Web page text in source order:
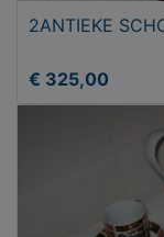
2ANTIEKE
€ 325,00